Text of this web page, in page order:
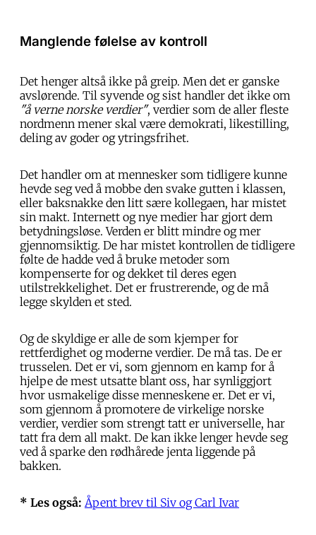
Manglende følelse av kontroll
Det henger altså ikke på greip. Men det er ganske
avslørende. Til syvende og sist handler det ikke om
"å verne norske verdier", verdier som de aller fleste
nordmenn mener skal være demokrati, likestilling,
deling av goder og ytringsfrihet.
Det handler om at mennesker som tidligere kunne
hevde seg ved å mobbe den svake gutten i klassen,
eller baksnakke den litt sære kollegaen, har mistet
sin makt. Internett og nye medier har gjort dem
betydningsløse. Verden er blitt mindre og mer
gjennomsiktig. De har mistet kontrollen de tidligere
følte de hadde ved å bruke metoder som
kompenserte for og dekket til deres egen
utilstrekkelighet. Det er frustrerende, og de må
legge skylden et sted.
Og de skyldige er alle de som kjemper for
rettferdighet og moderne verdier. De må tas. De er
trusselen. Det er vi, som gjennom en kamp for å
hjelpe de mest utsatte blant oss, har synliggjort
hvor usmakelige disse menneskene er. Det er vi,
som gjennom å promotere de virkelige norske
verdier, verdier som strengt tatt er universelle, har
tatt fra dem all makt. De kan ikke lenger hevde seg
ved å sparke den rødhårede jenta liggende på
bakken.
* Les også: Åpent brev til Siv og Carl Ivar